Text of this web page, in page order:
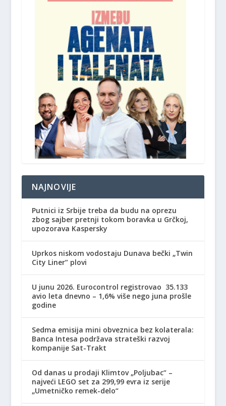
NAJNOVIJE
Putnici iz Srbije treba da budu na oprezu
zbog sajber pretnji tokom boravka u Grčkoj,
upozorava Kaspersky
Uprkos niskom vodostaju Dunava bečki „Twin
City Liner” plovi
U junu 2026. Eurocontrol registrovao 35.133
avio leta dnevno – 1,6% više nego juna prošle
godine
Sedma emisija mini obveznica bez kolaterala:
Banca Intesa podržava strateški razvoj
kompanije Sat-Trakt
Od danas u prodaji Klimtov „Poljubac“ –
najveći LEGO set za 299,99 evra iz serije
„Umetničko remek-delo“